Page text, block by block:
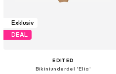
Exklusiv
DEAL
EDITED
Bikiniunderdel 'Elia'